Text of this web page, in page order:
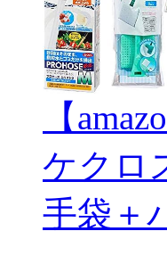
【
ケクロ
手袋＋